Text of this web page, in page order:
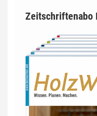
Zeitschriftenabo